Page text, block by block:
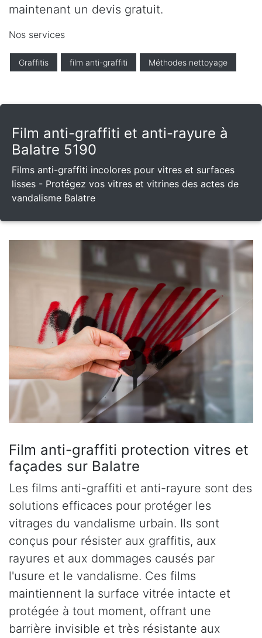
maintenant un devis gratuit.
Nos services
Graffitis film anti-graffiti Méthodes nettoyage
Film anti-graffiti et anti-rayure à
Balatre 5190
Films anti-graffiti incolores pour vitres et surfaces
lisses - Protégez vos vitres et vitrines des actes de
vandalisme Balatre
Film anti-graffiti protection vitres et
façades sur Balatre
Les films anti-graffiti et anti-rayure sont des
solutions efficaces pour protéger les
vitrages du vandalisme urbain. Ils sont
conçus pour résister aux graffitis, aux
rayures et aux dommages causés par
l'usure et le vandalisme. Ces films
maintiennent la surface vitrée intacte et
protégée à tout moment, offrant une
barrière invisible et très résistante aux